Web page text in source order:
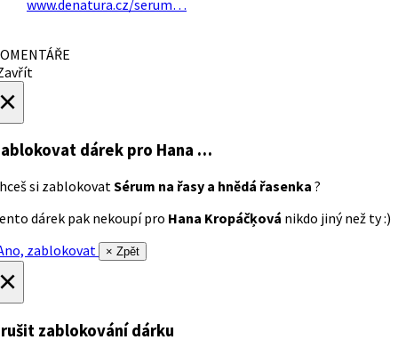
www.denatura.cz/serum…
dárek pro Hana …
si zablokovatSérum na řasy a hnědá řasenka ?
dárek pak nekoupí pro Hana Kropáčķová nikdo jiný než ty :)
zablokovat
× Zpět
zablokování dárku